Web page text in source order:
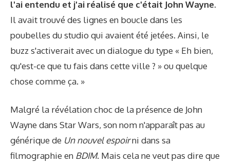
l'ai entendu et j'ai réalisé que c'était John Wayne.
Il avait trouvé des lignes en boucle dans les
poubelles du studio qui avaient été jetées. Ainsi, le
buzz s'activerait avec un dialogue du type « Eh bien,
qu'est-ce que tu fais dans cette ville ? » ou quelque
chose comme ça. »
Malgré la révélation choc de la présence de John
Wayne dans Star Wars, son nom n'apparaît pas au
générique de Un nouvel espoirni dans sa
filmographie en BDIM. Mais cela ne veut pas dire que